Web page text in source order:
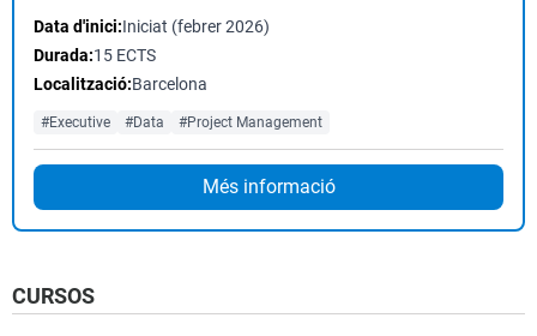
Data d'inici:Iniciat (febrer 2026)
Durada:15 ECTS
Localització:Barcelona
#Executive #Data #Project Management
Més informació
CURSOS